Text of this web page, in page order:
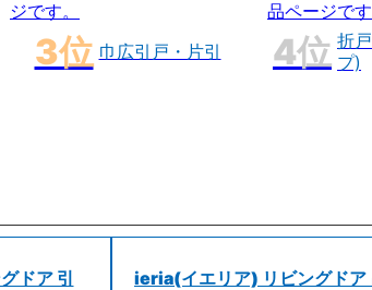
巾広引戸・片引
折
プ)
ドア 引
ieria(イエリア) リビングドア